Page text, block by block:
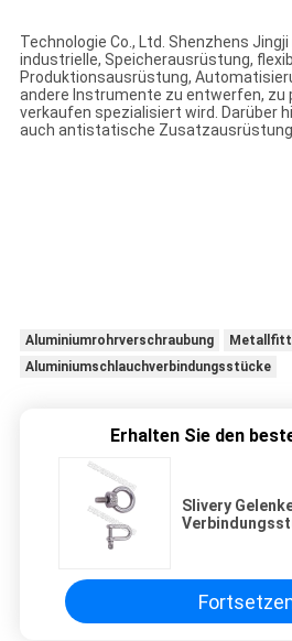
Technologie Co., Ltd. Shenzhens
industrielle, Speicherausrüstung,
Produktionsausrüstung,
andere Instrumente zu entwerfen, zu
verkaufen spezialisiert wird. Darüber
auch antistatische
Aluminiumrohrverschraubung
Aluminiumschlauchverbindungsstücke
Erhalten Sie den
Slivery